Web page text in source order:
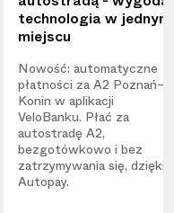
technologia w jednym
miejscu
Nowość: automatyczne
płatności za A2 Poznań–
Konin w aplikacji
VeloBanku. Płać za
autostradę A2,
bezgotówkowo i bez
zatrzymywania się, dzięki
Autopay.